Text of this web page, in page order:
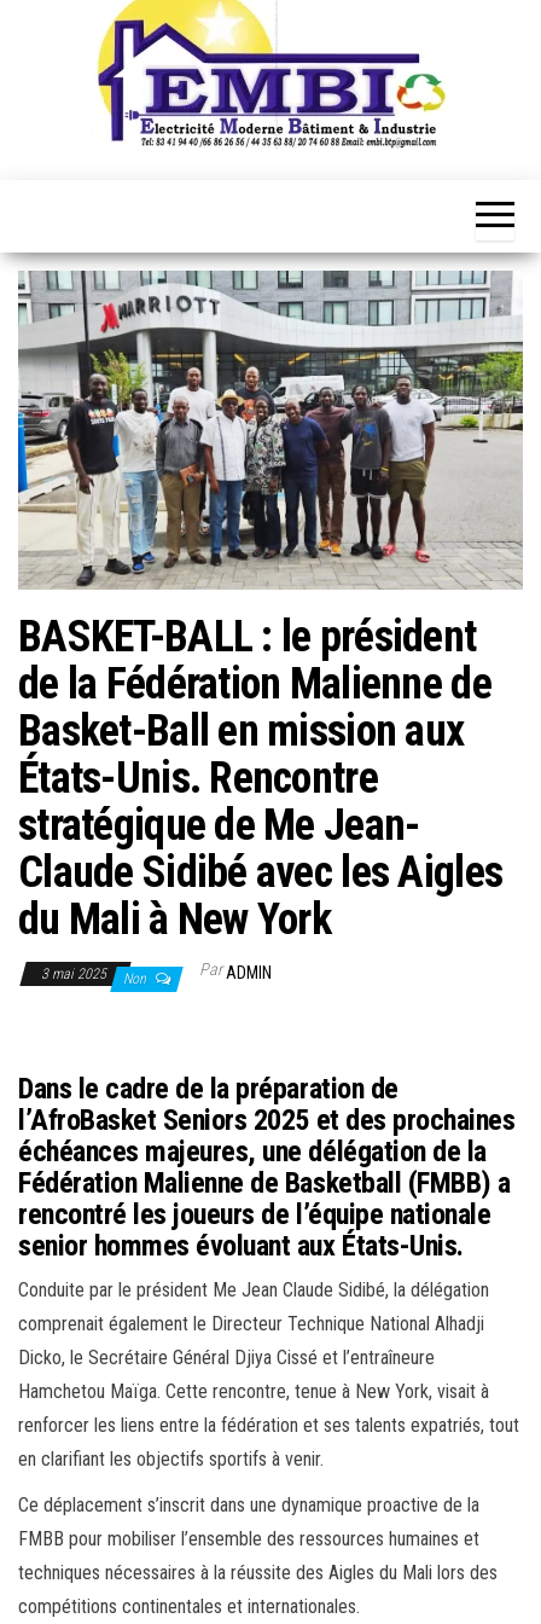
BASKET-BALL : le président
de la Fédération Malienne de
Basket-Ball en mission aux
États-Unis. Rencontre
stratégique de Me Jean-
Claude Sidibé avec les Aigles
du Mali à New York
3 mai 2025 Non ParADMIN
Dans le cadre de la préparation de
l’AfroBasket Seniors 2025 et des prochaines
échéances majeures, une délégation de la
Fédération Malienne de Basketball (FMBB) a
rencontré les joueurs de l’équipe nationale
senior hommes évoluant aux États-Unis.
Conduite par le président Me Jean Claude Sidibé, la délégation
comprenait également le Directeur Technique National Alhadji
Dicko, le Secrétaire Général Djiya Cissé et l’entraîneure
Hamchetou Maïga. Cette rencontre, tenue à New York, visait à
renforcer les liens entre la fédération et ses talents expatriés, tout
en clarifiant les objectifs sportifs à venir.
Ce déplacement s’inscrit dans une dynamique proactive de la
FMBB pour mobiliser l’ensemble des ressources humaines et
techniques nécessaires à la réussite des Aigles du Mali lors des
compétitions continentales et internationales.